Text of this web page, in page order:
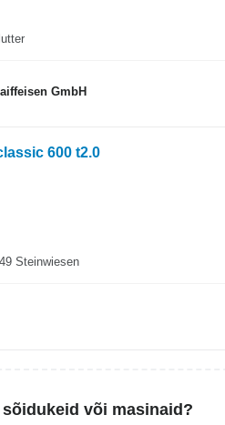
GmbH
600 t2.0
Steinwiesen
sõidukeid või masinaid?